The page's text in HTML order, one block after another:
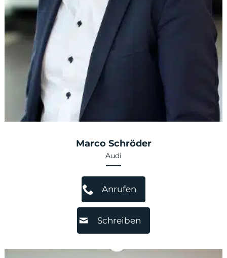
Marco Schröder
Audi
Anrufen
Schreiben